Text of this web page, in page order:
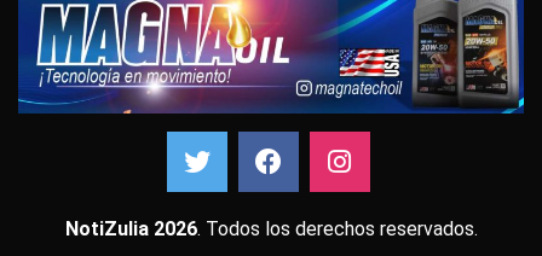
NotiZulia 2026. Todos los derechos reservados.